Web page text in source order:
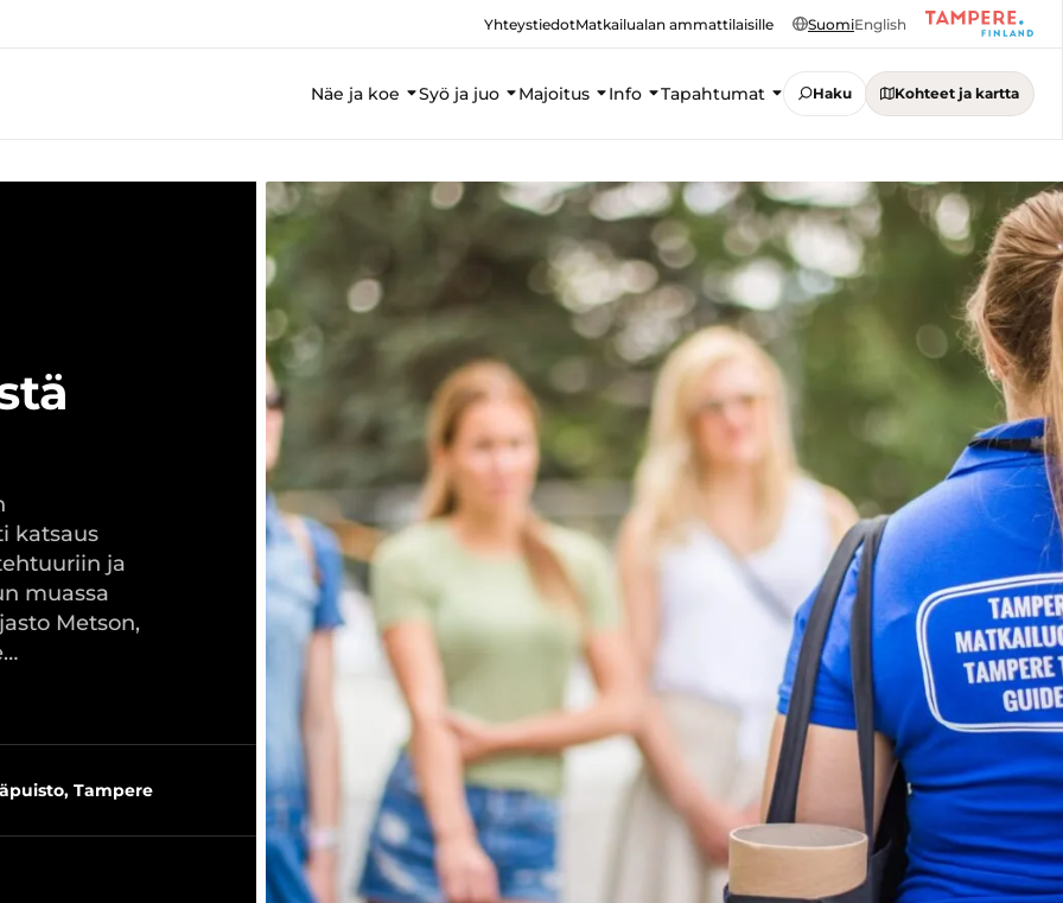
YhteystiedotMatkailualan ammattilaisille SuomiEnglish
Näe ja koe Syö ja juo Majoitus Info Tapahtumat Haku Kohteet ja kartta
katsaus
ja
muassa
Metson,
Tampere